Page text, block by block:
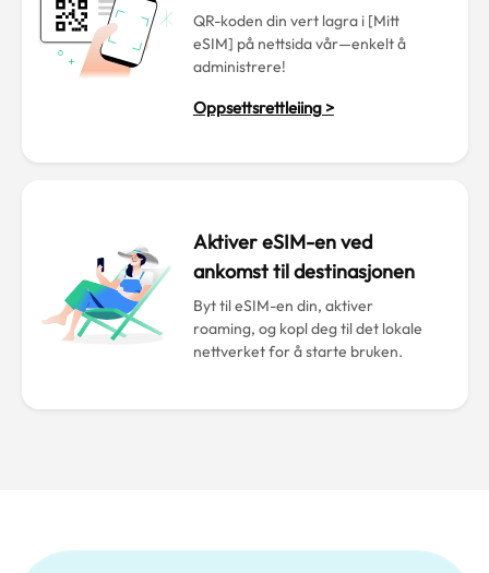
QR-koden din vert lagra i [Mitt
eSIM] på nettsida vår—enkelt å
administrere!
Oppsettsrettleiing >
Aktiver eSIM-en ved
ankomst til destinasjonen
Byt til eSIM-en din, aktiver
roaming, og kopl deg til det lokale
nettverket for å starte bruken.